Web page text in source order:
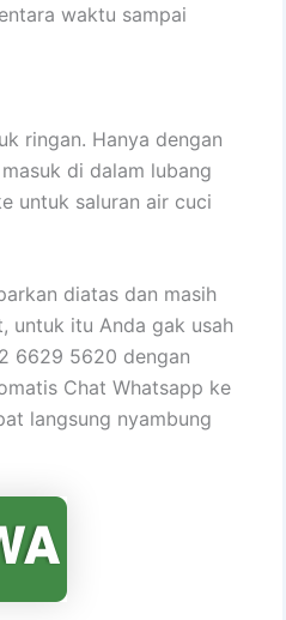
waktu sampai
ringan. Hanya dengan
di dalam lubang
untuk saluran air cuci
diatas dan masih
untuk itu Anda gak usah
6629 5620 dengan
Chat Whatsapp ke
langsung nyambung